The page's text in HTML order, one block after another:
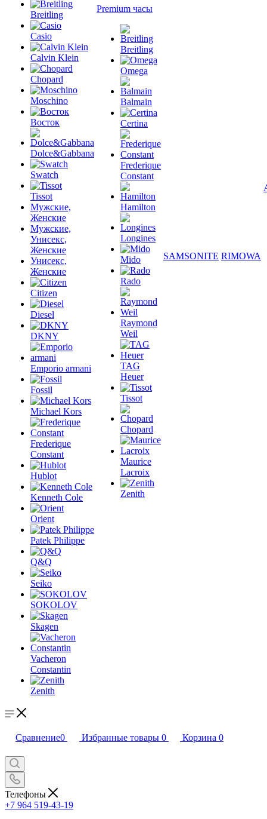
Breitling
Casio
Calvin Klein
Chopard
Moschino
Восток
Dolce&Gabbana
Swatch
Tissot
Мужские,
Женские
Мужские,
Унисекс,
Женские
Унисекс,
Женские
Citizen
Diesel
DKNY
Emporio armani
Fossil
Michael Kors
Frederique
Constant
Hublot
Kenneth Cole
Orient
Patek Philippe
Q&Q
Seiko
SOKOLOV
Skagen
Vacheron
Constantin
Zenith
Premium часы
Breitling
Omega
Balmain
Certina
Frederique
Constant
Hamilton
Longines
Mido
Rado
Raymond
Weil
TAG
Heuer
Tissot
Chopard
Maurice
Lacroix
Zenith
SAMSONITE RIMOWA
Сравнение0 Избранные товары 0 Корзина 0
Телефоны
+7 964 519-43-19